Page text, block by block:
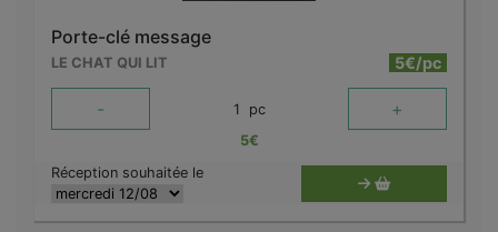
Porte-clé message
LE CHAT QUI LIT 5€/pc
- 1 pc +
5€
Réception souhaitée le